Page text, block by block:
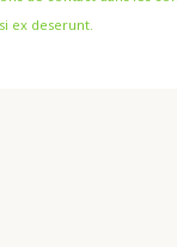
ex deserunt.